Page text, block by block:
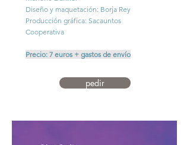
Diseño y maquetación: Borja Rey
Producción gráfica: Sacauntos
Cooperativa
Precio: 7 euros + gastos de envío
pedir